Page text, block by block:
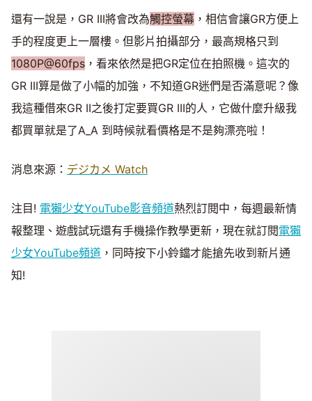
還有一說是，GR III將會改為觸控螢幕 ，相信會讓GR方便上
手的程度更上一層樓。但影片拍攝部分，最高規格只到
1080P@60fps ，看來依然是把GR定位在拍照機。這次的
GR III算是做了小幅的加強，不知道GR迷們是否滿意呢？像
我這種借來GR II之後打定要買GR III的人，它做什麼升級我
都買單就是了A_A 到時候就看價格是不是夠漂亮啦！
消息來源： デジカメ Watch
注目! 電獺少女YouTube影音頻道熱烈訂閱中，每週最新情
報整理、遊戲試玩還有手機操作教學更新，現在就訂閱電獺
少女YouTube頻道 ，同時按下小鈴鐺才能搶先收到新片通
知!